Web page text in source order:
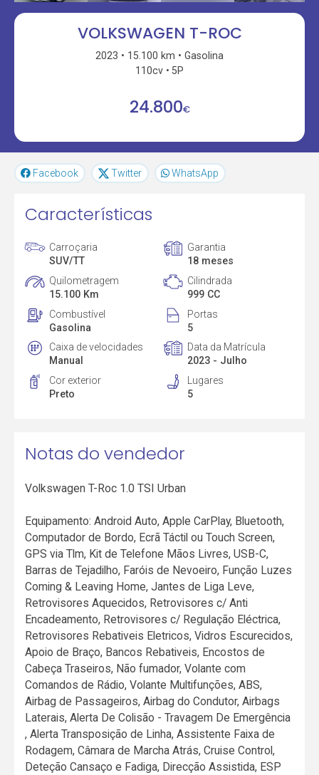
VOLKSWAGEN T-ROC
2023 15.100 km
Gasolina
110cv
5P
24.800€
Facebook Twitter WhatsApp
Características
Carroçaria
SUV/TT
Garantia
18 meses
Quilometragem
15.100 Km
Cilindrada
999 CC
Combustível
Gasolina
Portas
5
Caixa de velocidades
Manual
Data da Matrícula
2023 - Julho
Cor exterior
Preto
Lugares
5
Notas do vendedor
Volkswagen T-Roc 1.0 TSI Urban
Equipamento: Android Auto, Apple CarPlay, Bluetooth,
Computador de Bordo, Ecrã Táctil ou Touch Screen,
GPS via Tlm, Kit de Telefone Mãos Livres, USB-C,
Barras de Tejadilho, Faróis de Nevoeiro, Função Luzes
Coming & Leaving Home, Jantes de Liga Leve,
Retrovisores Aquecidos, Retrovisores c/ Anti
Encadeamento, Retrovisores c/ Regulação Eléctrica,
Retrovisores Rebativeis Eletricos, Vidros Escurecidos,
Apoio de Braço, Bancos Rebativeis, Encostos de
Cabeça Traseiros, Não fumador, Volante com
Comandos de Rádio, Volante Multifunções, ABS,
Airbag de Passageiros, Airbag do Condutor, Airbags
Laterais, Alerta De Colisão - Travagem De Emergência
, Alerta Transposição de Linha, Assistente Faixa de
Rodagem, Câmara de Marcha Atrás, Cruise Control,
Deteção Cansaço e Fadiga, Direcção Assistida, ESP